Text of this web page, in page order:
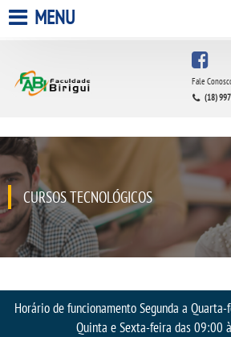
QUEM SOMOS
INFRAESTRUTURA
MENU
Fale
(18)
CURSOS TECNOLÓGICOS
Horário de funcionamento Segunda a
Quinta e Sexta-feira das 09:00